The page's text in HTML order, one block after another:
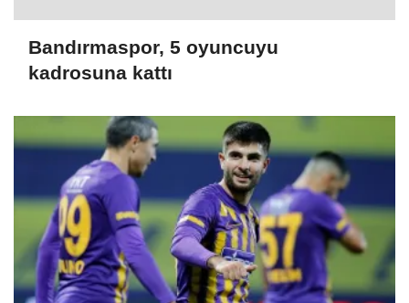
Bandırmaspor, 5 oyuncuyu
kadrosuna kattı